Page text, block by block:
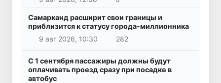
Самарканд расширит свои границы и
приблизится к статусу города-миллионника
9 авг 2026, 10:30
282
С 1 сентября пассажиры должны будут
оплачивать проезд сразу при посадке в
автобус